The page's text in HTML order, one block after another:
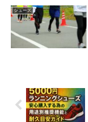
シューズ